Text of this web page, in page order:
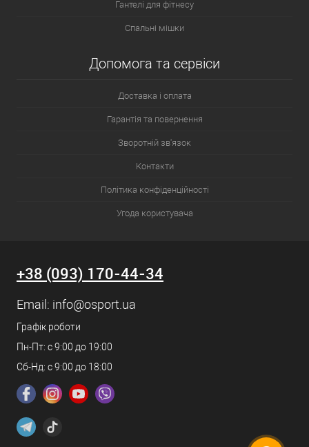
Гантелі для фітнесу
Спальні мішки
Допомога та сервіси
Доставка і оплата
Гарантія та повернення
Зворотній зв'язок
Контакти
Політика конфіденційності
Угода користувача
+38 (093) 170-44-34
Email: info@osport.ua
Графік роботи
Пн-Пт: с 9:00 до 19:00
Сб-Нд: с 9:00 до 18:00